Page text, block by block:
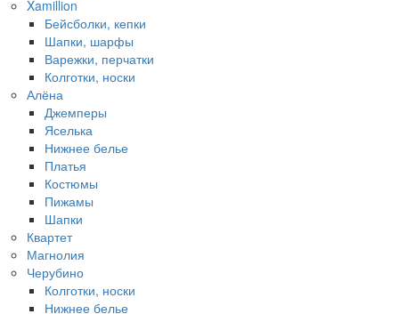
Xamillion
Бейсболки, кепки
Шапки, шарфы
Варежки, перчатки
Колготки, носки
Алёна
Джемперы
Яселька
Нижнее белье
Платья
Костюмы
Пижамы
Шапки
Квартет
Магнолия
Черубино
Колготки, носки
Нижнее белье